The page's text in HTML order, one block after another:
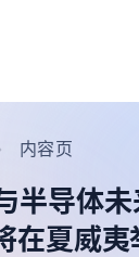
内容页
半导体
在夏威夷